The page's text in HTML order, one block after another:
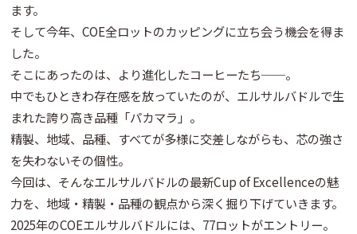
ます。
そして今年、COE全ロットのカッピングに立ち会う機会を得ま
した。
そこにあったのは、より進化したコーヒーたち──。
中でもひときわ存在感を放っていたのが、エルサルバドルで生
まれた誇り高き品種「パカマラ」。
精製、地域、品種、すべてが多様に交差しながらも、芯の強さ
を失わないその個性。
今回は、そんなエルサルバドルの最新Cup of Excellenceの魅
力を、地域・精製・品種の観点から深く掘り下げていきます。
2025年のCOEエルサルバドルには、 77ロットがエントリー。